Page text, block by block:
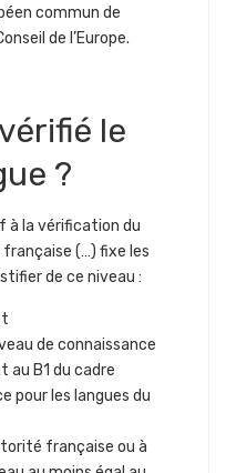
commun de
de l’Europe.
le
?
à la vérification du
(…) fixe les
de ce niveau :
de connaissance
au B1 du cadre
pour les langues du
française ou à